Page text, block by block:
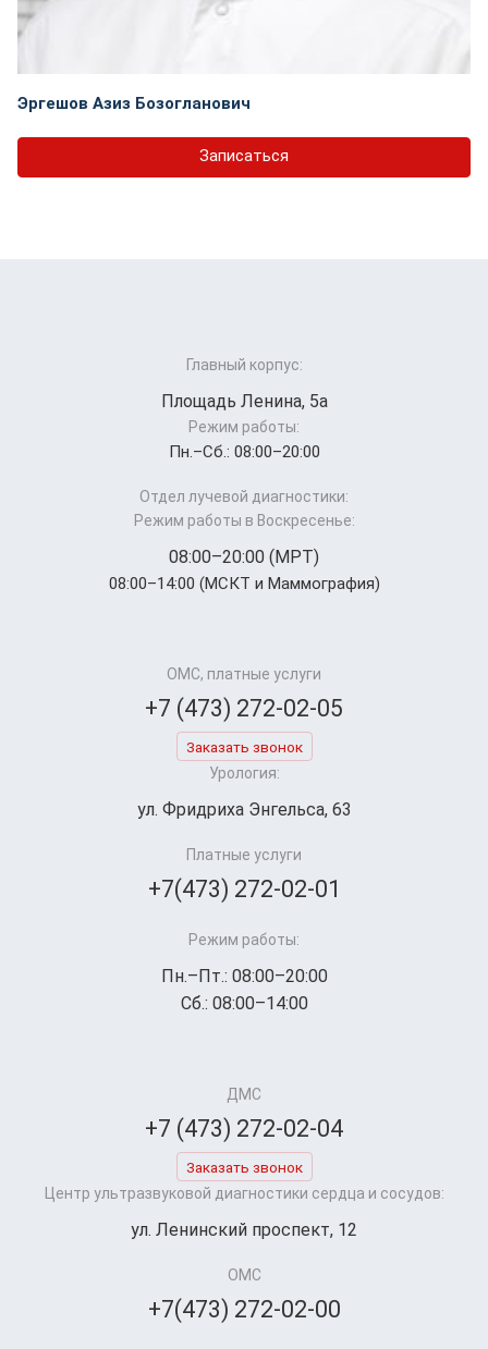
Эргешов Азиз Бозогланович
Записаться
Главный корпус:
Площадь Ленина, 5а
Режим работы:
Пн.–Cб.: 08:00–20:00
Отдел лучевой диагностики:
Режим работы в Воскресенье:
08:00–20:00 (МРТ)
08:00–14:00 (МСКТ и Маммография)
ОМС, платные услуги
+7 (473) 272-02-05
Заказать звонок
Урология:
ул. Фридриха Энгельса, 63
Платные услуги
+7(473) 272-02-01
Режим работы:
Пн.–Пт.: 08:00–20:00
Сб.: 08:00–14:00
ДМС
+7 (473) 272-02-04
Заказать звонок
Центр ультразвуковой диагностики сердца и сосудов:
ул. Ленинский проспект, 12
ОМС
+7(473) 272-02-00